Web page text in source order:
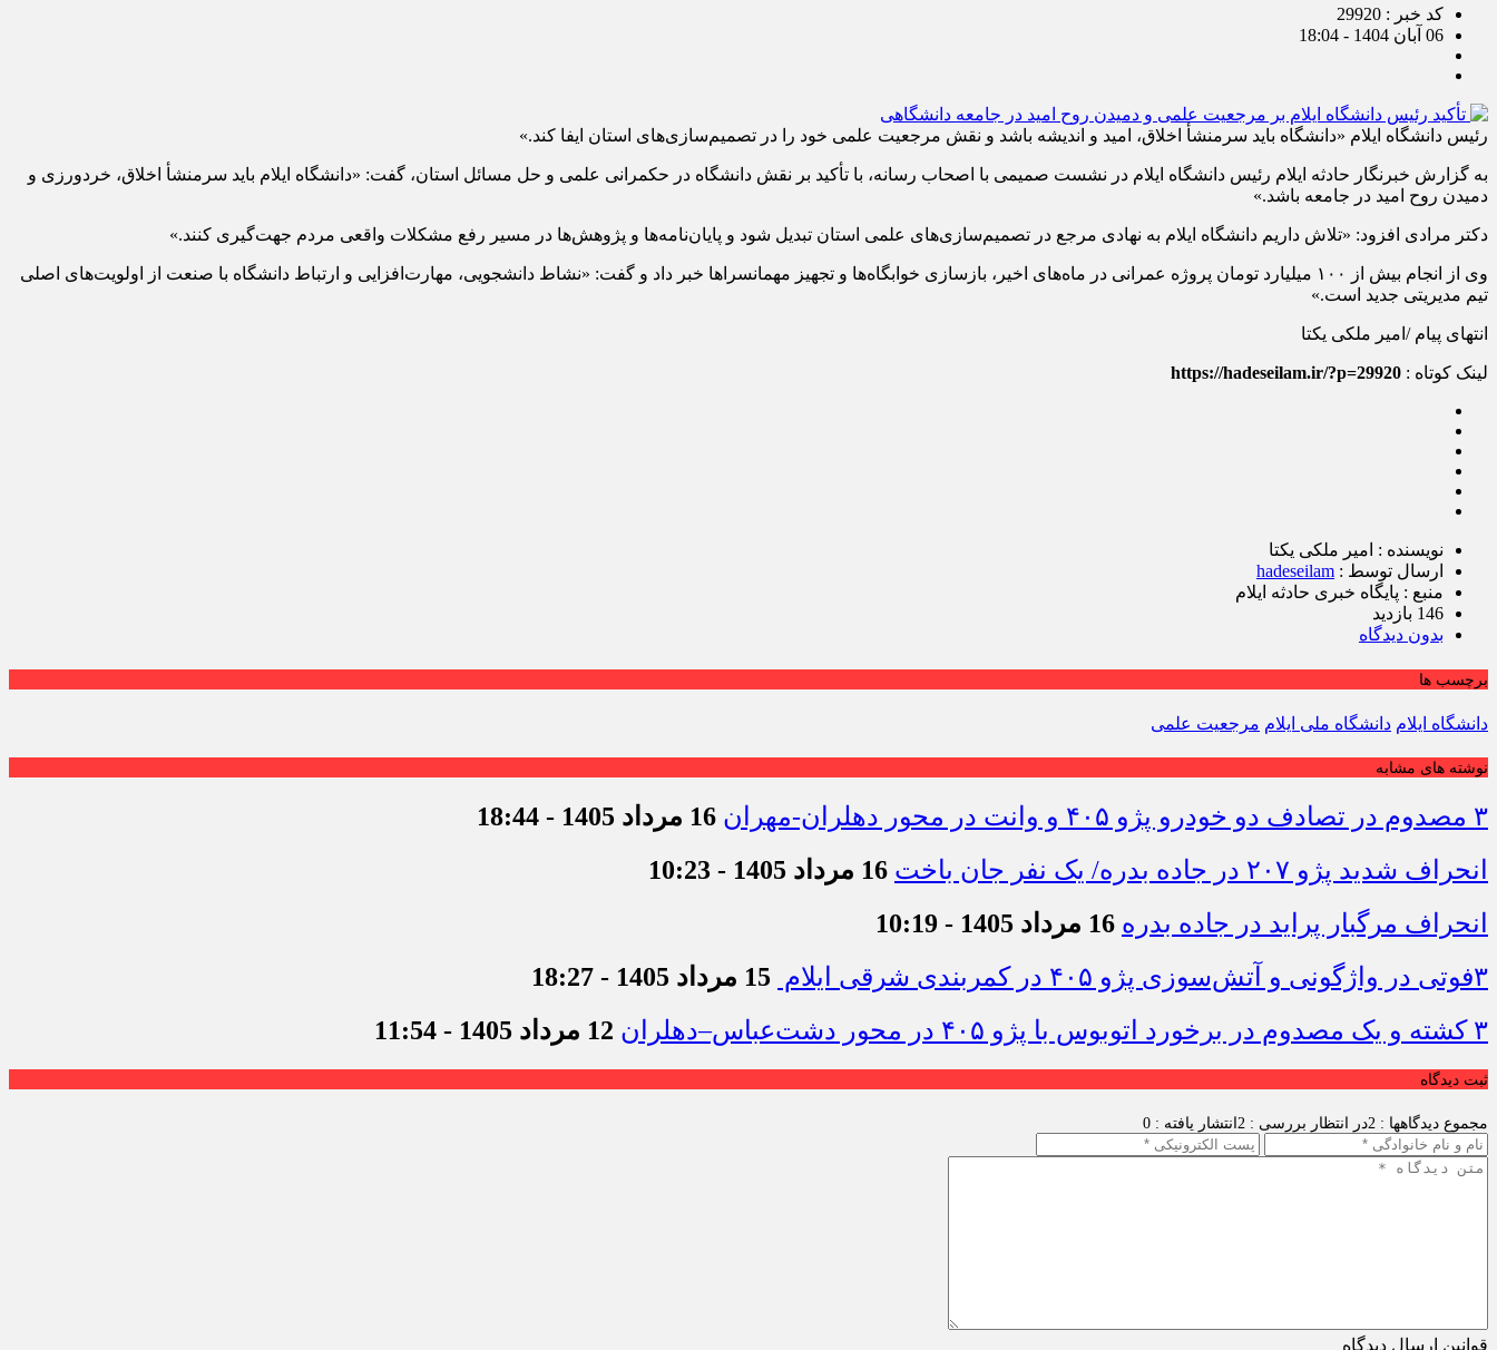
کد خبر : 29920
06 آبان 1404 - 18:04
رئیس دانشگاه ایلام «دانشگاه باید سرمنشأ اخلاق، امید و اندیشه باشد و نقش مرجعیت علمی خود را در تصمیم‌سازی‌های استان ایفا کند.»
به گزارش خبرنگار حادثه ایلام رئیس دانشگاه ایلام در نشست صمیمی با اصحاب رسانه، با تأکید بر نقش دانشگاه در حکمرانی علمی و حل مسائل استان، گفت: «دانشگاه ایلام باید سرمنشأ اخلاق، خردورزی و
دمیدن روح امید در جامعه باشد.»
دکتر مرادی افزود: «تلاش داریم دانشگاه ایلام به نهادی مرجع در تصمیم‌سازی‌های علمی استان تبدیل شود و پایان‌نامه‌ها و پژوهش‌ها در مسیر رفع مشکلات واقعی مردم جهت‌گیری کنند.»
وی از انجام بیش از ۱۰۰ میلیارد تومان پروژه عمرانی در ماه‌های اخیر، بازسازی خوابگاه‌ها و تجهیز مهمانسراها خبر داد و گفت: «نشاط دانشجویی، مهارت‌افزایی و ارتباط دانشگاه با صنعت از اولویت‌های اصلی
تیم مدیریتی جدید است.»
انتهای پیام /امیر ملکی یکتا
لینک کوتاه : https://hadeseilam.ir/?p=29920
نویسنده : امیر ملکی یکتا
ارسال توسط : hadeseilam
منبع : پایگاه خبری حادثه ایلام
146 بازدید
بدون دیدگاه
برچسب ها
دانشگاه ایلام دانشگاه ملی ایلام مرجعیت علمی
نوشته های مشابه
۳ مصدوم در تصادف دو خودرو پژو ۴۰۵ و وانت در محور دهلران-مهران
16 مرداد 1405 - 18:44
انحراف شدید پژو ۲۰۷ در جاده بدره/ یک نفر جان باخت
16 مرداد 1405 - 10:23
انحراف مرگبار پراید در جاده بدره 16 مرداد 1405 - 10:19
۳فوتی در واژگونی و آتش‌سوزی پژو ۴۰۵ در کمربندی شرقی ایلام
15 مرداد 1405 - 18:27
۳ کشته و یک مصدوم در برخورد اتوبوس با پژو ۴۰۵ در محور دشت‌عباس–دهلران
12 مرداد 1405 - 11:54
ثبت دیدگاه
مجموع دیدگاهها : 2 در انتظار بررسی : 2 انتشار یافته : 0
قوانین ارسال دیدگاه